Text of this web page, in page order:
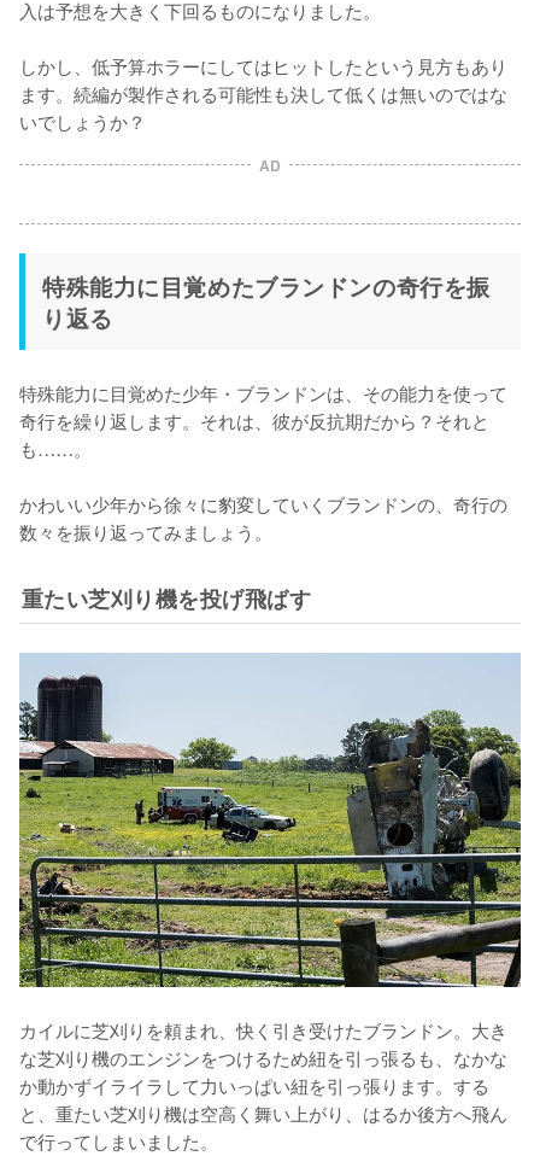
入は予想を大きく下回るものになりました。
しかし、低予算ホラーにしてはヒットしたという見方もあり
ます。続編が製作される可能性も決して低くは無いのではな
いでしょうか？
AD
特殊能力に目覚めたブランドンの奇行を振
り返る
特殊能力に目覚めた少年・ブランドンは、その能力を使って
奇行を繰り返します。それは、彼が反抗期だから？それと
も……。
かわいい少年から徐々に豹変していくブランドンの、奇行の
数々を振り返ってみましょう。
重たい芝刈り機を投げ飛ばす
カイルに芝刈りを頼まれ、快く引き受けたブランドン。大き
な芝刈り機のエンジンをつけるため紐を引っ張るも、なかな
か動かずイライラして力いっぱい紐を引っ張ります。する
と、重たい芝刈り機は空高く舞い上がり、はるか後方へ飛ん
で行ってしまいました。